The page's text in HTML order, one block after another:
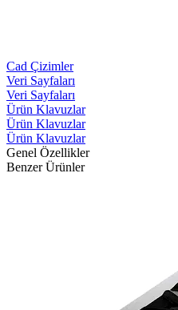
Cad Çizimler
Veri Sayfaları
Veri Sayfaları
Ürün Klavuzlar
Ürün Klavuzlar
Ürün Klavuzlar
Genel Özellikler
Benzer Ürünler